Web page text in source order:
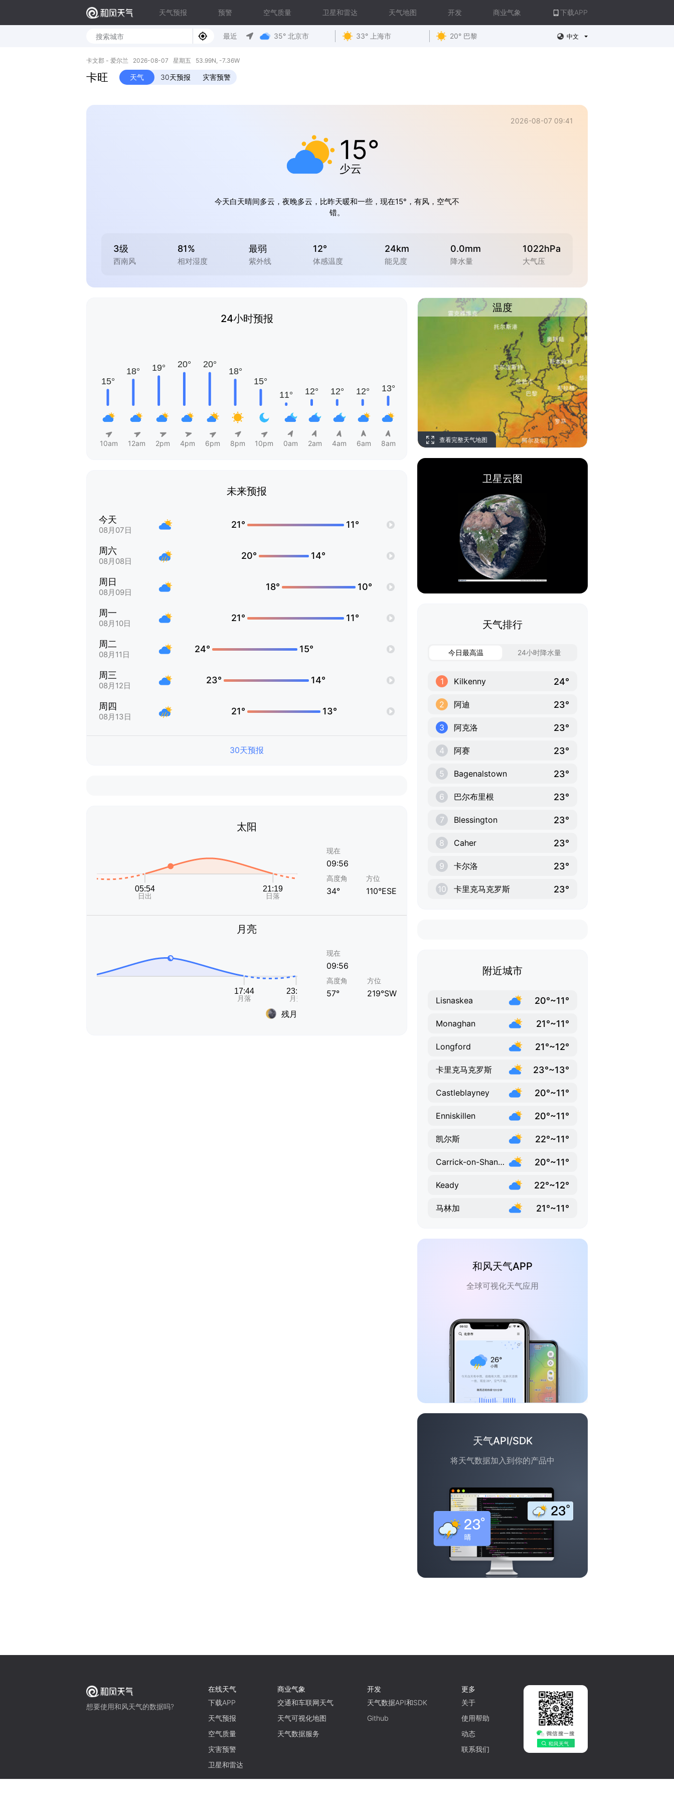
天气预报 预警 空气质量 卫星和雷达 天气地图 开发 商业气象 下载APP
最近 35° 北京市 33° 上海市 20° 巴黎 中文
卡文郡 - 爱尔兰 2026-08-07 星期五 53.99N, -7.36W
卡旺 天气 30天预报 灾害预警
2026-08-07 09:41
15°
少云
今天白天晴间多云，夜晚多云，比昨天暖和一些，现在15°，有风，空气不
错。
3级
西南风
81%
相对湿度
最弱
紫外线
12°
体感温度
24km
能见度
0.0mm
降水量
1022hPa
大气压
24小时预报
10am 12am 2pm 4pm 6pm 8pm 10pm 0am 2am 4am 6am 8am
未来预报
今天
08月07日
21° 11°
周六
08月08日
20° 14°
周日
08月09日
18° 10°
周一
08月10日
21° 11°
周二
08月11日
24° 15°
周三
08月12日
23° 14°
周四
08月13日
21° 13°
30天预报
太阳
现在
09:56
高度角
34°
方位
110°ESE
月亮
残月
现在
09:56
高度角
57°
方位
219°SW
温度
查看完整天气地图
卫星云图
天气排行
今日最高温 24小时降水量
1 Kilkenny 24°
2 阿迪 23°
3 阿克洛 23°
4 阿赛 23°
5 Bagenalstown 23°
6 巴尔布里根 23°
7 Blessington 23°
8 Caher 23°
9 卡尔洛 23°
10 卡里克马克罗斯 23°
附近城市
Lisnaskea 20°~11°
Monaghan 21°~11°
Longford 21°~12°
卡里克马克罗斯 23°~13°
Castleblayney 20°~11°
Enniskillen 20°~11°
凯尔斯 22°~11°
Carrick-on-Shannon 20°~11°
Keady 22°~12°
马林加 21°~11°
和风天气APP
全球可视化天气应用
天气API/SDK
将天气数据加入到你的产品中
想要使用和风天气的数据吗?
在线天气
下载APP
天气预报
空气质量
灾害预警
卫星和雷达
商业气象
交通和车联网天气
天气可视化地图
天气数据服务
开发
天气数据API和SDK
Github
更多
关于
使用帮助
动态
联系我们